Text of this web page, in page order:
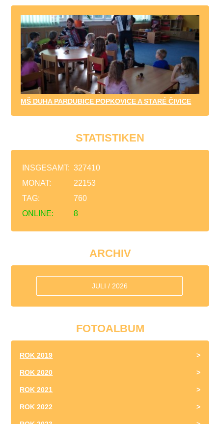
MŠ DUHA PARDUBICE POPKOVICE A STARÉ ČIVICE
STATISTIKEN
ONLINE: 8
INSGESAMT: 327410
MONAT:
22153
TAG:
760
ARCHIV
JULI / 2026
FOTOALBUM
ROK 2019
ROK 2020
ROK 2021
ROK 2022